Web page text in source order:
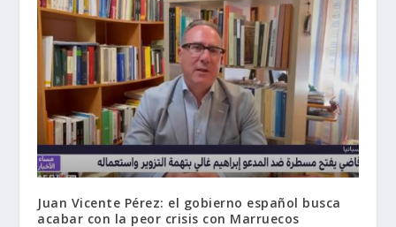
Juan Vicente Pérez: el gobierno español busca
acabar con la peor crisis con Marruecos